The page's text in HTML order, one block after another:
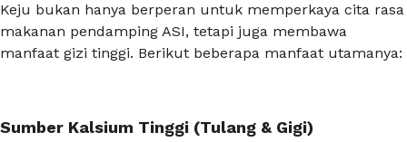
Keju bukan hanya berperan untuk memperkaya cita rasa
makanan pendamping ASI, tetapi juga membawa
manfaat gizi tinggi. Berikut beberapa manfaat utamanya:
Sumber Kalsium Tinggi (Tulang & Gigi)